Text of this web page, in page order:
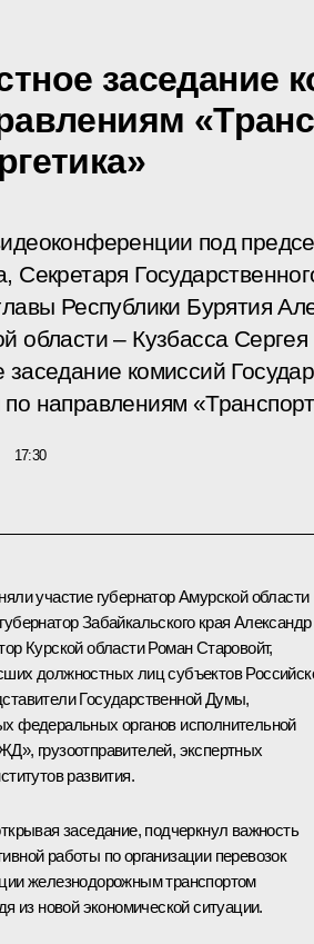
заседание
под
Секретаря
Республики Бурятия
области – Кузбасса
заседание комиссий
направлениям
17:30
участие губернатор Амурской области
Забайкальского края Александр
Курской областиРоман Старовойт,
должностных лиц субъектов
Государственной Думы,
федеральных органов исполнительной
грузоотправителей, экспертных
развития.
заседание, подчеркнул важность
работы по организации перевозок
железнодорожным транспортом
из новой экономической ситуации.